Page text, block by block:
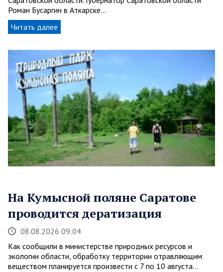
Роман Бусаргин в Аткарске…
Читать далее
На Кумысной поляне Саратове
проводится дератизация
08.08.2026 09:04
Как сообщили в министерстве природных ресурсов и
экологии области, обработку территории отравляющим
веществом планируется произвести с 7 по 10 августа…